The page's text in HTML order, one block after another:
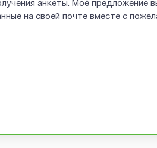
анкеты. Моё предложение
на своей почте вместе с